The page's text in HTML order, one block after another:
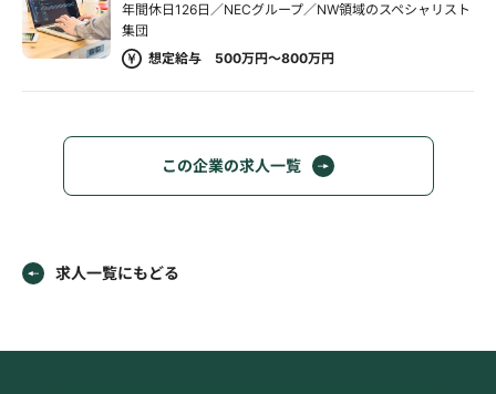
年間休日126日／NECグループ／NW領域のスペシャリスト
集団
想定給与 500万円～800万円
この企業の求人一覧
求人一覧にもどる